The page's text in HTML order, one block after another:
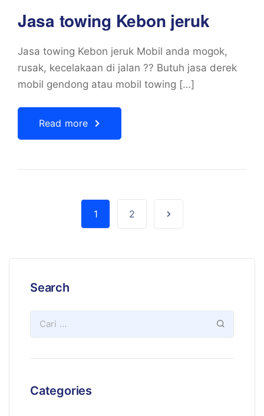
Jasa towing Kebon jeruk
Jasa towing Kebon jeruk Mobil anda mogok,
rusak, kecelakaan di jalan ?? Butuh jasa derek
mobil gendong atau mobil towing […]
Read more
1 2
Search
Categories